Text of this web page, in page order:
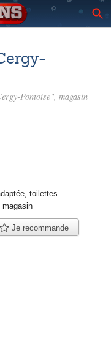
Pontoise", magasin
toilettes
magasin
Je recommande